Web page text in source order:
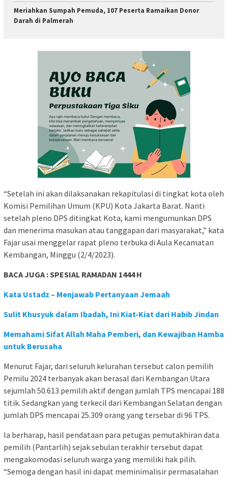
Meriahkan Sumpah Pemuda, 107 Peserta Ramaikan Donor
Darah di Palmerah
“Setelah ini akan dilaksanakan rekapitulasi di tingkat kota oleh
Komisi Pemilihan Umum (KPU) Kota Jakarta Barat. Nanti
setelah pleno DPS ditingkat Kota, kami mengumunkan DPS
dan menerima masukan atau tanggapan dari masyarakat,” kata
Fajar usai menggelar rapat pleno terbuka di Aula Kecamatan
Kembangan, Minggu (2/4/2023).
BACA JUGA : SPESIAL RAMADAN 1444 H
Kata Ustadz – Menjawab Pertanyaan Jemaah
Sulit Khusyuk dalam Ibadah, Ini Kiat-Kiat dari Habib Jindan
Memahami Sifat Allah Maha Pemberi, dan Kewajiban Hamba
untuk Berusaha
Menurut Fajar, dari seluruh kelurahan tersebut calon pemilih
Pemilu 2024 terbanyak akan berasal dari Kembangan Utara
sejumlah 50.613 pemilih aktif dengan jumlah TPS mencapai 188
titik. Sedangkan yang terkecil dari Kembangan Selatan dengan
jumlah DPS mencapai 25.309 orang yang tersebar di 96 TPS.
Ia berharap, hasil pendataan para petugas pemutakhiran data
pemilih (Pantarlih) sejak sebulan terakhir tersebut dapat
mengakomodasi seluruh warga yang memiliki hak pilih.
“Semoga dengan hasil ini dapat meminimalisir permasalahan